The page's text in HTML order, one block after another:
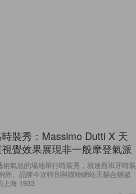
裝秀：Massimo Dutti X 天
覺效果展現非一般摩登氣派
氣息的場地舉行時裝秀，就連西班牙時裝
。品牌今次特別與購物網站天貓合辦超
上海 1933